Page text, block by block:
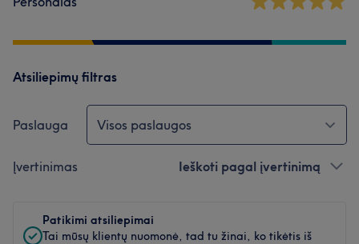
Atsiliepimų filtras
Paslauga Visos paslaugos
Įvertinimas Ieškoti pagal įvertinimą
Patikimi atsiliepimai
Tai mūsų klientų nuomonė, tad tu žinai, ko tikėtis iš